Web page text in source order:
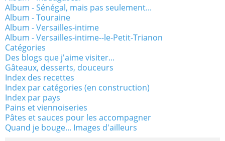
Album - Sénégal, mais pas seulement...
Album - Touraine
Album - Versailles-intime
Album - Versailles-intime--le-Petit-Trianon
Catégories
Des blogs que j'aime visiter...
Gâteaux, desserts, douceurs
Index des recettes
Index par catégories (en construction)
Index par pays
Pains et viennoiseries
Pâtes et sauces pour les accompagner
Quand je bouge... Images d'ailleurs